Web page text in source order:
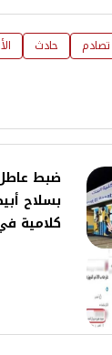
حادث
ضبط
بسلاح
كلامية